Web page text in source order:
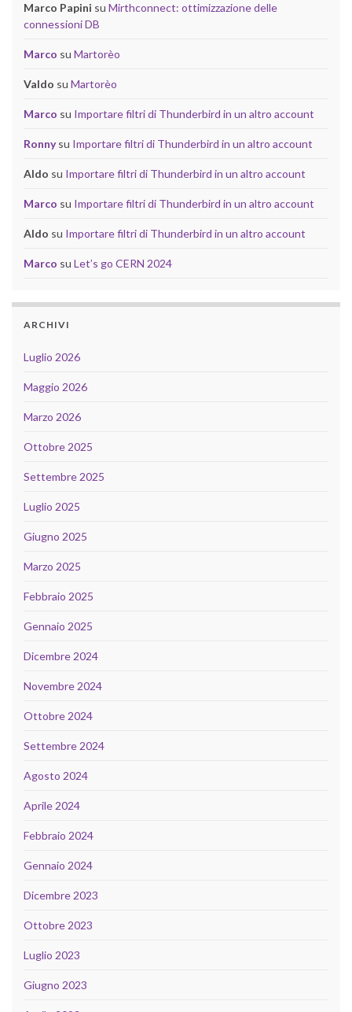
Marco Papini su Mirthconnect: ottimizzazione delle
connessioni DB
Marco su Martorèo
Valdo su Martorèo
Marco su Importare filtri di Thunderbird in un altro account
Ronnysu Importare filtri di Thunderbird in un altro account
Aldo su Importare filtri di Thunderbird in un altro account
Marco su Importare filtri di Thunderbird in un altro account
Aldo su Importare filtri di Thunderbird in un altro account
Marco su Let’s go CERN 2024
ARCHIVI
Luglio 2026
Maggio 2026
Marzo 2026
Ottobre 2025
Settembre 2025
Luglio 2025
Giugno 2025
Marzo 2025
Febbraio 2025
Gennaio 2025
Dicembre 2024
Novembre 2024
Ottobre 2024
Settembre 2024
Agosto 2024
Aprile 2024
Febbraio 2024
Gennaio 2024
Dicembre 2023
Ottobre 2023
Luglio 2023
Giugno 2023